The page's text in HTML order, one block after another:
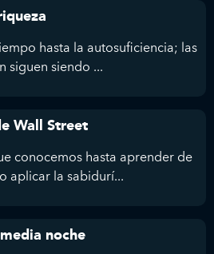
hasta la autosuficiencia; las
siguen siendo ...
Wall Street
conocemos hasta aprender de
aplicar la sabidurí...
noche